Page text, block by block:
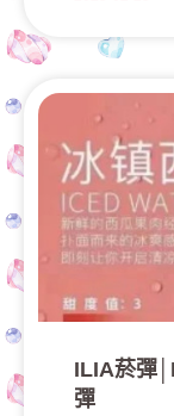
ILIA菸彈
彈